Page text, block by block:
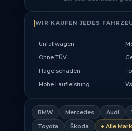
WIR KAUFEN JEDES
Unfallwagen
Ohne TÜV
Hagelschaden
Hohe Laufleistung
BMW Mercedes Audi
Toyota
Škoda + Alle